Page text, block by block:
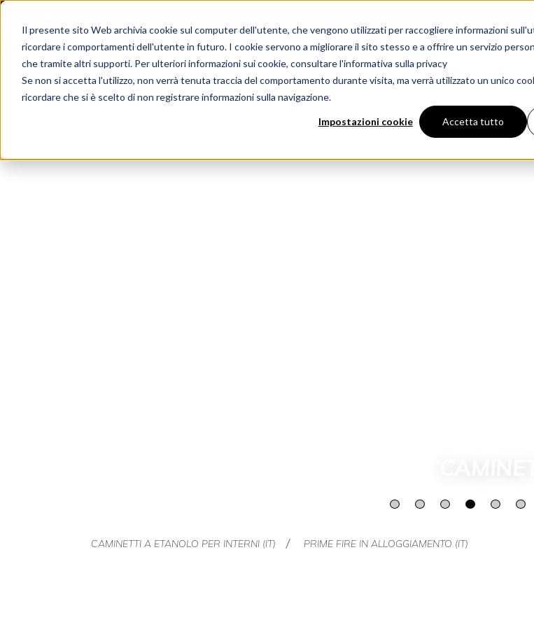
Il presente sito Web archivia cookie sul computer dell'utente, che vengono utilizzati per raccogliere informazioni
ricordare i comportamenti dell'utente in futuro. I cookie servono a migliorare il sito stesso e a offrire un servizio
che tramite altri supporti. Per ulteriori informazioni sui cookie, consultare l'informativa sulla privacy
Se non si accetta l'utilizzo, non verrà tenuta traccia del comportamento durante visita, ma verrà utilizzato un unico
ricordare che si è scelto di non registrare informazioni sulla navigazione.
Impostazioni cookie Accetta tutto
CAMINETTI A ETANOLO PER INTERNI (IT) PRIME FIRE IN ALLOGGIAMENTO (IT)